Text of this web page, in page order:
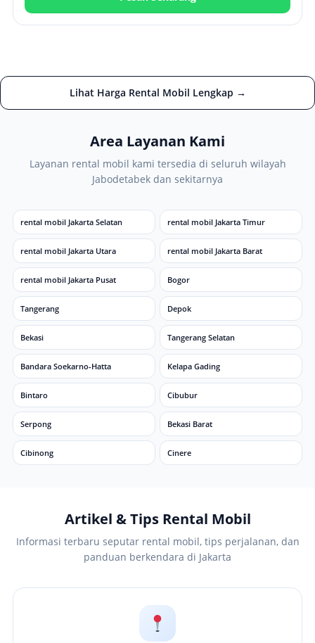
Lihat Harga Rental Mobil Lengkap →
Area Layanan Kami
Layanan rental mobil kami tersedia di seluruh wilayah
Jabodetabek dan sekitarnya
rental mobil Jakarta Selatan rental mobil Jakarta Timur
rental mobil Jakarta Utara rental mobil Jakarta Barat
rental mobil Jakarta Pusat Bogor
Tangerang Depok
Bekasi Tangerang Selatan
Bandara Soekarno-Hatta Kelapa Gading
Bintaro Cibubur
Serpong Bekasi Barat
Cibinong Cinere
Artikel & Tips Rental Mobil
Informasi terbaru seputar rental mobil, tips perjalanan, dan
panduan berkendara di Jakarta